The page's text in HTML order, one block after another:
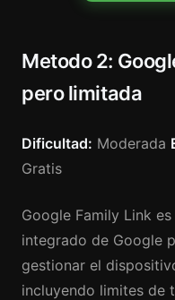
Metodo 2:
pero limitada
Dificultad: Moderada
Gratis
Google Family Link
integrado de Google
gestionar el
incluyendo limites de